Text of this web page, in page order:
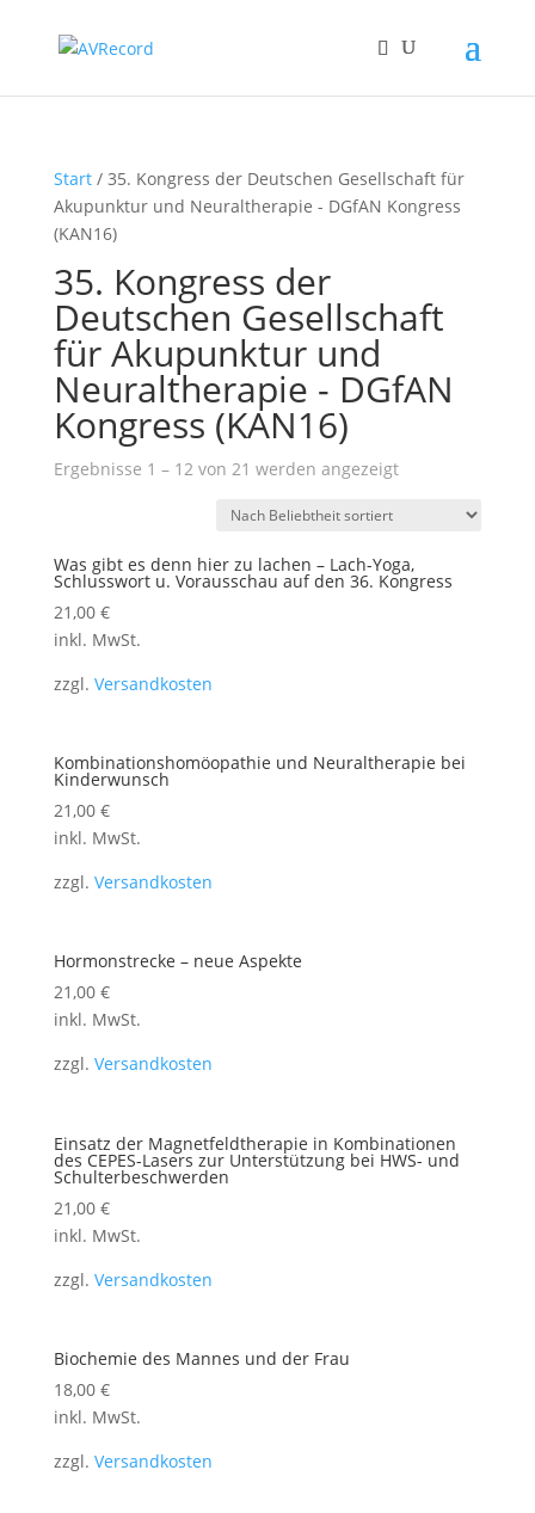
Start/ 35. Kongress der Deutschen Gesellschaft für
Akupunktur und Neuraltherapie - DGfAN Kongress
(KAN16)
35. Kongress der
Deutschen Gesellschaft
für Akupunktur und
Neuraltherapie - DGfAN
Kongress (KAN16)
Ergebnisse 1 – 12 von 21 werden angezeigtNach
Was gibt es denn hier zu lachen – Lach-Yoga,
Schlusswort u. Vorausschau auf den 36. Kongress
21,00 €
inkl. MwSt.
zzgl. Versandkosten
Kombinationshomöopathie und Neuraltherapie bei
Kinderwunsch
21,00 €
inkl. MwSt.
zzgl. Versandkosten
Hormonstrecke – neue Aspekte
21,00 €
inkl. MwSt.
zzgl. Versandkosten
Einsatz der Magnetfeldtherapie in Kombinationen
des CEPES-Lasers zur Unterstützung bei HWS- und
Schulterbeschwerden
21,00 €
inkl. MwSt.
zzgl. Versandkosten
Biochemie des Mannes und der Frau
18,00 €
inkl. MwSt.
zzgl. Versandkosten